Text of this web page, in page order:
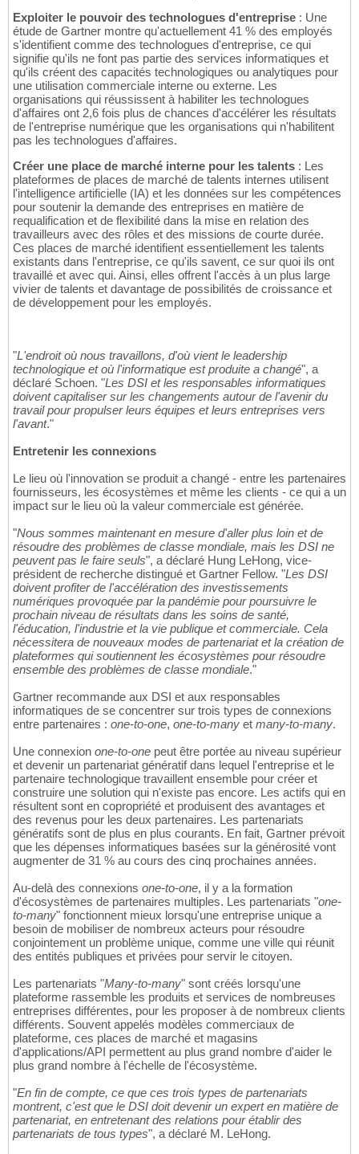
Exploiter le pouvoir des technologues d'entreprise : Une
étude de Gartner montre qu'actuellement 41 % des employés
s'identifient comme des technologues d'entreprise, ce qui
signifie qu'ils ne font pas partie des services informatiques et
qu'ils créent des capacités technologiques ou analytiques pour
une utilisation commerciale interne ou externe. Les
organisations qui réussissent à habiliter les technologues
d'affaires ont 2,6 fois plus de chances d'accélérer les résultats
de l'entreprise numérique que les organisations qui n'habilitent
pas les technologues d'affaires.
Créer une place de marché interne pour les talents : Les
plateformes de places de marché de talents internes utilisent
l'intelligence artificielle (IA) et les données sur les compétences
pour soutenir la demande des entreprises en matière de
requalification et de flexibilité dans la mise en relation des
travailleurs avec des rôles et des missions de courte durée.
Ces places de marché identifient essentiellement les talents
existants dans l'entreprise, ce qu'ils savent, ce sur quoi ils ont
travaillé et avec qui. Ainsi, elles offrent l'accès à un plus large
vivier de talents et davantage de possibilités de croissance et
de développement pour les employés.
"L'endroit où nous travaillons, d'où vient le leadership
technologique et où l'informatique est produite a changé", a
déclaré Schoen. "Les DSI et les responsables informatiques
doivent capitaliser sur les changements autour de l'avenir du
travail pour propulser leurs équipes et leurs entreprises vers
l'avant."
Entretenir les connexions
Le lieu où l'innovation se produit a changé - entre les partenaires
fournisseurs, les écosystèmes et même les clients - ce qui a un
impact sur le lieu où la valeur commerciale est générée.
"Nous sommes maintenant en mesure d'aller plus loin et de
résoudre des problèmes de classe mondiale, mais les DSI ne
peuvent pas le faire seuls", a déclaré Hung LeHong, vice-
président de recherche distingué et Gartner Fellow. "Les DSI
doivent profiter de l'accélération des investissements
numériques provoquée par la pandémie pour poursuivre le
prochain niveau de résultats dans les soins de santé,
l'éducation, l'industrie et la vie publique et commerciale. Cela
nécessitera de nouveaux modes de partenariat et la création de
plateformes qui soutiennent les écosystèmes pour résoudre
ensemble des problèmes de classe mondiale."
Gartner recommande aux DSI et aux responsables
informatiques de se concentrer sur trois types de connexions
entre partenaires : one-to-one, one-to-many et many-to-many.
Une connexion one-to-one peut être portée au niveau supérieur
et devenir un partenariat génératif dans lequel l'entreprise et le
partenaire technologique travaillent ensemble pour créer et
construire une solution qui n'existe pas encore. Les actifs qui en
résultent sont en copropriété et produisent des avantages et
des revenus pour les deux partenaires. Les partenariats
génératifs sont de plus en plus courants. En fait, Gartner prévoit
que les dépenses informatiques basées sur la générosité vont
augmenter de 31 % au cours des cinq prochaines années.
Au-delà des connexions one-to-one, il y a la formation
d'écosystèmes de partenaires multiples. Les partenariats "one-
to-many" fonctionnent mieux lorsqu'une entreprise unique a
besoin de mobiliser de nombreux acteurs pour résoudre
conjointement un problème unique, comme une ville qui réunit
des entités publiques et privées pour servir le citoyen.
Les partenariats "Many-to-many" sont créés lorsqu'une
plateforme rassemble les produits et services de nombreuses
entreprises différentes, pour les proposer à de nombreux clients
différents. Souvent appelés modèles commerciaux de
plateforme, ces places de marché et magasins
d'applications/API permettent au plus grand nombre d'aider le
plus grand nombre à l'échelle de l'écosystème.
"En fin de compte, ce que ces trois types de partenariats
montrent, c'est que le DSI doit devenir un expert en matière de
partenariat, en entretenant des relations pour établir des
partenariats de tous types", a déclaré M. LeHong.